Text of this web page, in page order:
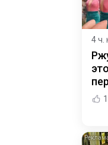
4 ч.